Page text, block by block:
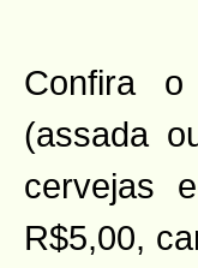
Confira
(assada
cervejas
R$5,00,